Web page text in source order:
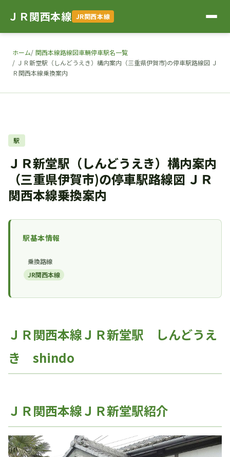
ＪＲ関西本線 JR関西本線
ホーム 関西本線路線図車輛停車駅名一覧
ＪＲ新堂駅（しんどうえき）構内案内（三重県伊賀市)の停車駅路線図 Ｊ
Ｒ関西本線乗換案内
駅
ＪＲ新堂駅（しんどうえき）構内案内
（三重県伊賀市)の停車駅路線図 ＪＲ
関西本線乗換案内
駅基本情報
乗換路線
JR関西本線
ＪＲ関西本線ＪＲ新堂駅 しんどうえ
き shindo
ＪＲ関西本線ＪＲ新堂駅紹介